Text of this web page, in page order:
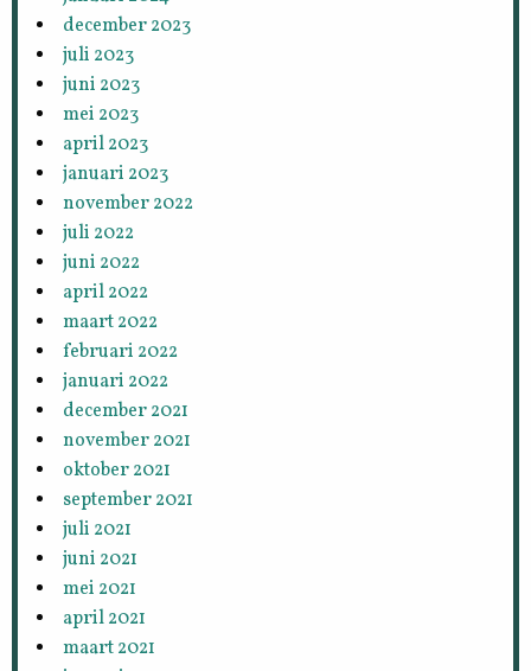
december 2023
juli 2023
juni 2023
mei 2023
april 2023
januari 2023
november 2022
juli 2022
juni 2022
april 2022
maart 2022
februari 2022
januari 2022
december 2021
november 2021
oktober 2021
september 2021
juli 2021
juni 2021
mei 2021
april 2021
maart 2021